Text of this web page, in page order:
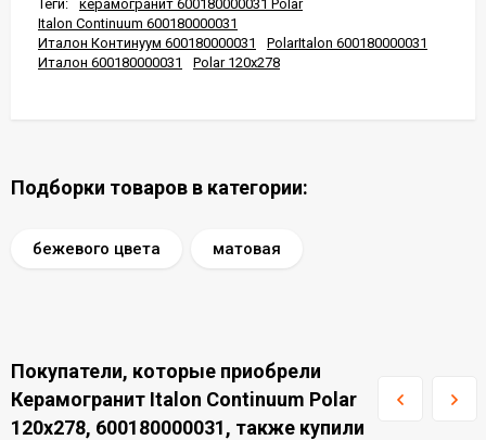
Теги:
керамогранит 600180000031 Polar
Italon Continuum 600180000031
Италон Континуум 600180000031
PolarItalon 600180000031
Италон 600180000031
Polar 120x278
Подборки товаров в категории:
бежевого цвета матовая
Покупатели, которые приобрели
Керамогранит Italon Continuum Polar
120x278, 600180000031, также купили